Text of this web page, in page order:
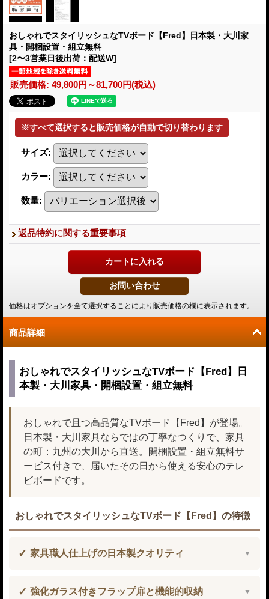
おしゃれでスタイリッシュなTVボード【Fred】日本製・大川家
具・開梱設置・組立無料
[2〜3営業日後出荷：配送W]
販売価格: 49,800円～81,700円(税込)
サイズ:
カラー:
数量:
返品特約に関する重要事項
価格はオプションを全て選択することにより販売価格の欄に表示されます。
商品詳細
おしゃれでスタイリッシュなTVボード【Fred】日
本製・大川家具・開梱設置・組立無料
おしゃれで且つ高品質なTVボード【Fred】が登場。
日本製・大川家具ならではの丁寧なつくりで、家具
の町：九州の大川から直送。開梱設置・組立無料サ
ービス付きで、届いたその日から使える安心のテレ
ビボードです。
おしゃれでスタイリッシュなTVボード【Fred】の特徴
家具職人仕上げの日本製クオリティ
強化ガラス付きフラップ扉と機能的収納